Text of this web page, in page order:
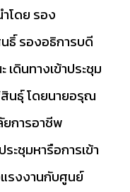
โดย รอง
ธิ์ รองอธิการบดี
ดินทางเข้าประชุม
นธุ์ โดยนายอรุณ
ยการอาชีพ
ะชุมหารือการเข้า
รงงานกับศูนย์